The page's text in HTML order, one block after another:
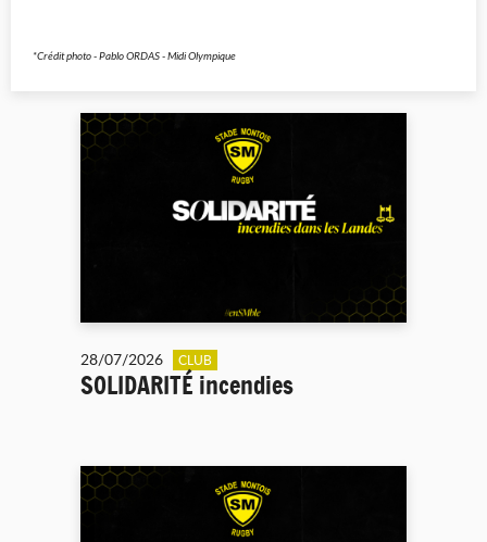
*Crédit photo - Pablo ORDAS - Midi Olympique
28/07/2026 CLUB
SOLIDARITÉ incendies